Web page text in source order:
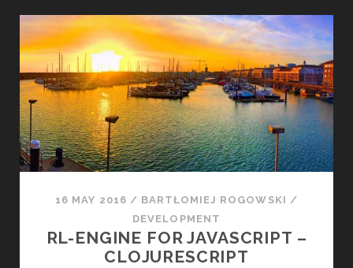
Z
N
A
Ć
2
0
1
6
D
E
I
N
G
R
L
-
E
N
G
I
16 MAY 2016 / BARTŁOMIEJ ROGOWSKI /
DEVELOPMENT
RL-ENGINE FOR JAVASCRIPT –
CLOJURESCRIPT